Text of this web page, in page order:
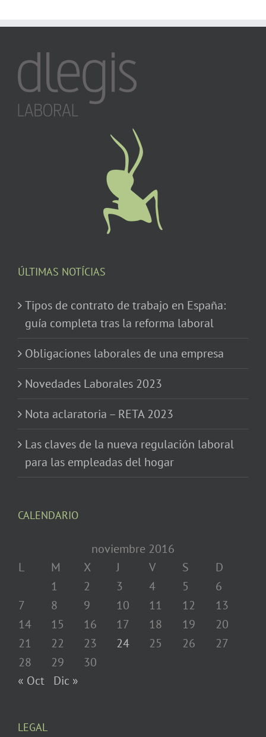
ÚLTIMAS NOTÍCIAS
Tipos de contrato de trabajo en España:
guía completa tras la reforma laboral
Obligaciones laborales de una empresa
Novedades Laborales 2023
Nota aclaratoria – RETA 2023
Las claves de la nueva regulación laboral
para las empleadas del hogar
CALENDARIO
noviembre 2016
L
M X J V S
D
1
2 3 4 5
6
7
8 9 10 11 12
13
14
15 16 17 18 19
20
21
22 23 24 25 26
27
28
29
30
« Oct
Dic »
LEGAL